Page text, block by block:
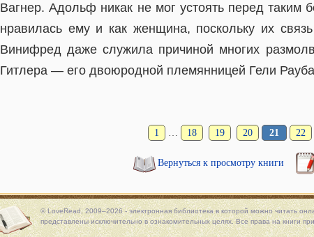
Вагнер. Адольф никак не мог устоять перед
нравилась ему и как женщина, поскольку их
Винифред даже служила причиной многих
Гитлера — его двоюродной племянницей Гели
1 … 18 19 20 21 22
Вернуться к просмотру книги
© LoveRead, 2009–2026 - электронная библиотека в которой можночитать
представлены исключительно в ознакомительных целях. Все права на книги